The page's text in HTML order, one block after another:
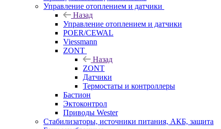
Управление отоплением и датчики
Назад
Управление отоплением и датчики
POER/CEWAL
Viessmann
ZONT
Назад
ZONT
Датчики
Термостаты и контроллеры
Бастион
Эктоконтрол
Приводы Wester
Стабилизаторы, источники питания, АКБ, защита